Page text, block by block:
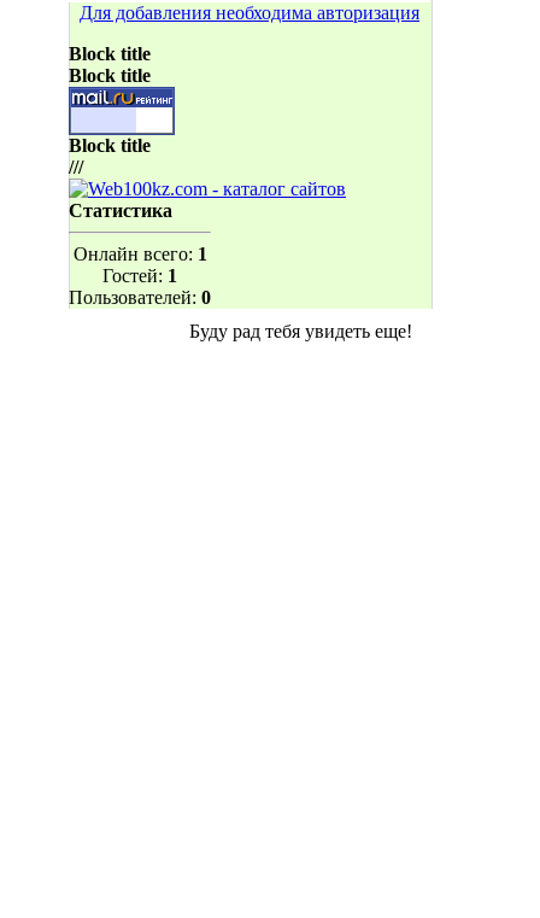
Для добавления необходима авторизация
Block title
Block title
Block title
///
Статистика
Онлайн всего: 1
Гостей: 1
Пользователей: 0
Буду рад тебя увидеть еще!